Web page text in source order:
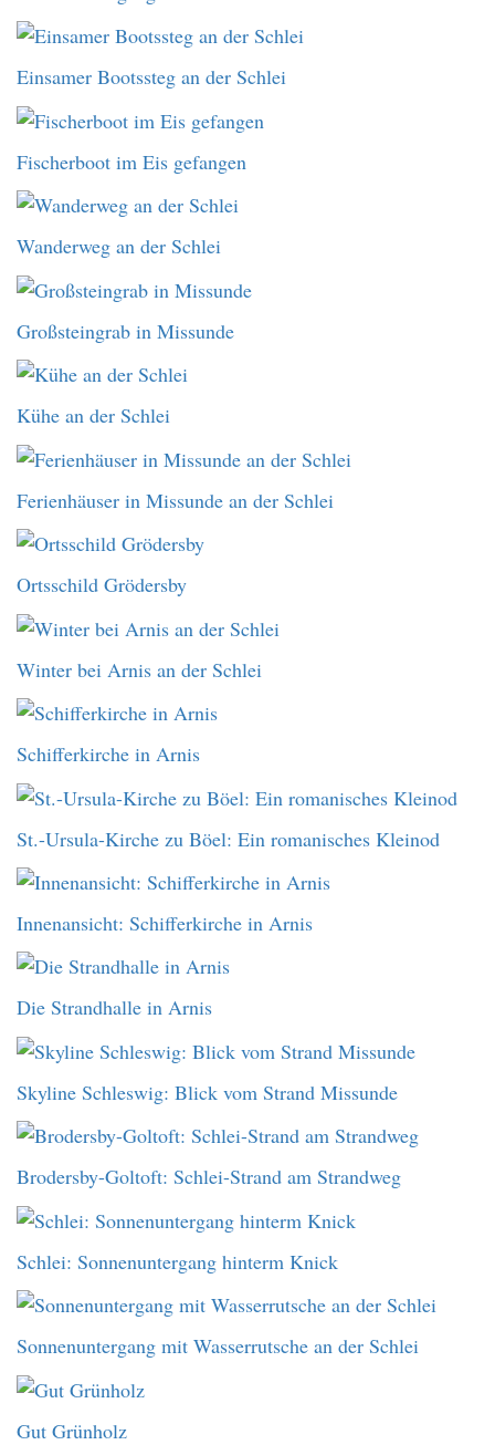
Einsamer Bootssteg an der Schlei
Fischerboot im Eis gefangen
Wanderweg an der Schlei
Großsteingrab in Missunde
Kühe an der Schlei
Ferienhäuser in Missunde an der Schlei
Ortsschild Grödersby
Winter bei Arnis an der Schlei
Schifferkirche in Arnis
St.-Ursula-Kirche zu Böel: Ein romanisches Kleinod
Innenansicht: Schifferkirche in Arnis
Die Strandhalle in Arnis
Skyline Schleswig: Blick vom Strand Missunde
Brodersby-Goltoft: Schlei-Strand am Strandweg
Schlei: Sonnenuntergang hinterm Knick
Sonnenuntergang mit Wasserrutsche an der Schlei
Gut Grünholz